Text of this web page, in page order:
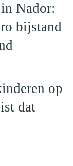
Nador:
bijstand
op
dat